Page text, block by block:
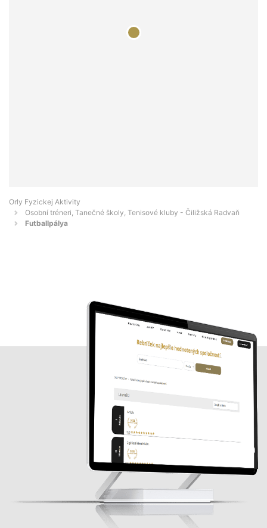
Orly Fyzickej Aktivity
Osobní tréneri, Tanečné školy, Tenisové kluby - Čiližská Radvaň
Futballpálya